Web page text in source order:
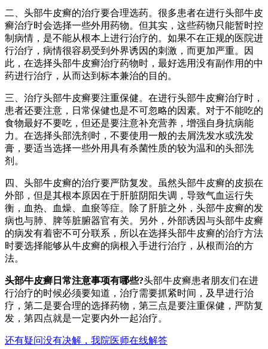
二、头部牛皮癣的治疗要合理选药。很多患者在进行头部牛皮
癣治疗时会选择一些外用药物。但其实，这些药物只能暂时控
制病情，是不能从根本上进行治疗的。如果不在正规的医院进
行治疗，病情很容易受到外界诱因的刺激，而更加严重。因
此，在选择头部牛皮癣治疗药物时，最好选用没有副作用的中
药进行治疗，从而达到标本兼治的目的。
三、治疗头部牛皮癣要注重保健。在进行头部牛皮癣治疗时，
患者还要注意，日常保健也是不可忽略的因素。对于不能吃的
食物最好不要吃，但还是要注意补充营养，增强自身抗病能
力。在选择头部洗剂时，不要使用一般的去屑洗发水或洗发
膏，要适当选择一些外用具有杀菌性质的较为温和的头部洗
剂。
四、头部牛皮癣的治疗要严防复发。虽然头部牛皮癣的皮损在
外部，但是其根本原因在于肝脏阴阳失调，导致气血运行失
衡，血热、血燥、血瘀等症。除了肝脏之外，头部牛皮癣的发
病也与肺、脾等脏腑器官有关。另外，外部诱因与头部牛皮癣
的病发有着密不可分联系，所以在选择头部牛皮癣的治疗方法
时要选择能够从牛皮癣的病根入手进行治疗，从根而治的方
法。
头部牛皮癣日常注意事项有哪些?头部牛皮癣患者朋友们在进
行治疗的时候必须要知道，治疗需要抓紧时间，及早进行治
疗，第二是要合理的选择药物，第三点是要注重保健，严防复
发，第四点就是一定要内外一起治疗。
还有疑问没有决解，我院医师在线解答